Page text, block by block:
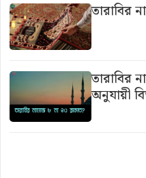
তারাবির
তারাবির
অনুযায়ী